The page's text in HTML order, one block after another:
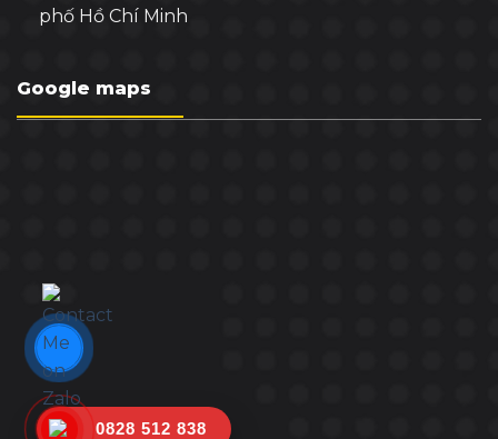
phố Hồ Chí Minh
Google maps
0828 512 838